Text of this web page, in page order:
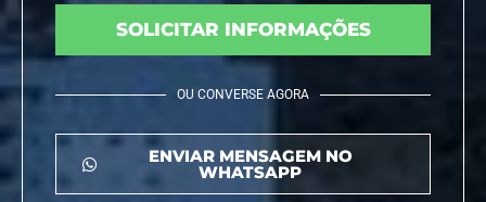
SOLICITAR INFORMAÇÕES
OU CONVERSE AGORA
ENVIAR MENSAGEM NO
WHATSAPP